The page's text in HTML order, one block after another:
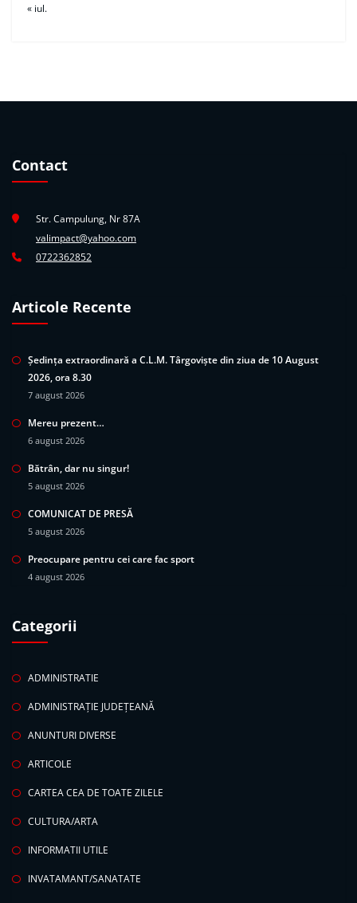
« iul.
Contact
Str. Campulung, Nr 87A
valimpact@yahoo.com
0722362852
Articole Recente
Ședința extraordinară a C.L.M. Târgoviște din ziua de 10 August
2026, ora 8.30
7 august 2026
Mereu prezent…
6 august 2026
Bătrân, dar nu singur!
5 august 2026
COMUNICAT DE PRESĂ
5 august 2026
Preocupare pentru cei care fac sport
4 august 2026
Categorii
ADMINISTRATIE
ADMINISTRAȚIE JUDEȚEANĂ
ANUNTURI DIVERSE
ARTICOLE
CARTEA CEA DE TOATE ZILELE
CULTURA/ARTA
INFORMATII UTILE
INVATAMANT/SANATATE